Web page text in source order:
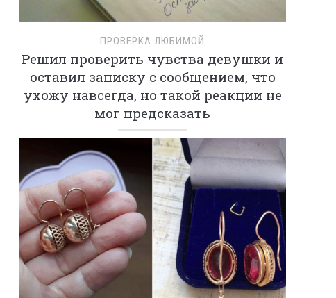
ПРОВЕРКА ЛЮБИМОЙ
Решил проверить чувства девушки и
оставил записку с сообщением, что
ухожу навсегда, но такой реакции не
мог предсказать